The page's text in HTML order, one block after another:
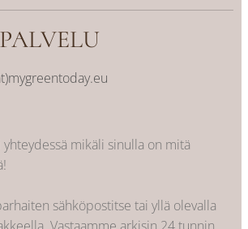
mikäli sinulla on mitä
sähköpostitse tai yllä olevalla